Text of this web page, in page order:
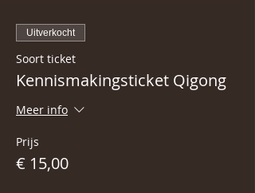
Uitverkocht
Soort ticket
Kennismakingsticket Qigong
Meer info
Prijs
€ 15,00